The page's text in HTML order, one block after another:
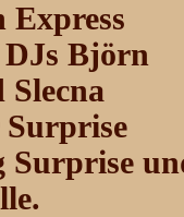
Express
Björn
Slecna
Surprise